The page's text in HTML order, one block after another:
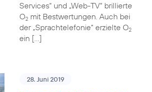
Services“ und „Web-TV“ brillierte
O2mit Bestwertungen. Auch bei
der „Sprachtelefonie“ erzielte O2
ein […]
28. Juni 2019